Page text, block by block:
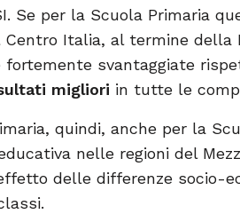
Se per la Scuola Primaria
Centro Italia, al termine della
fortemente svantaggiate
migliori in tutte le
quindi, anche per la
nelle regioni del
delle differenze socio-